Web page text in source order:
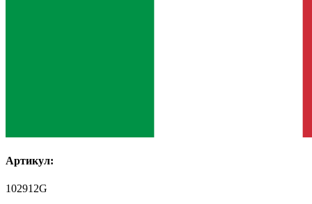
Артикул:
102912G